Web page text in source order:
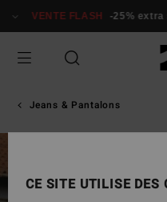
VENTE FLASH -25%
Jeans & Pantalons
CE SITE UTILISE DES